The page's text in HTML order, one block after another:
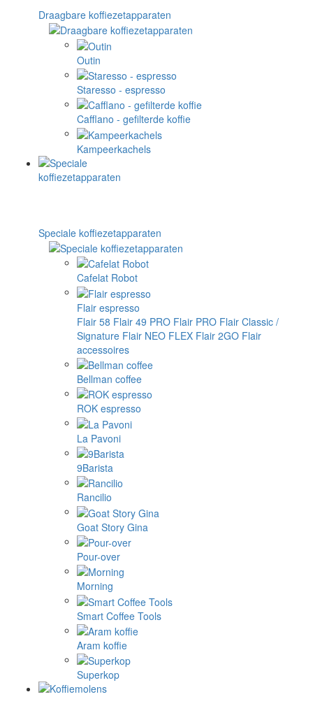
Draagbare koffiezetapparaten
Outin
Staresso - espresso
Cafflano - gefilterde koffie
Kampeerkachels
Speciale koffiezetapparaten
Cafelat Robot
Flair espresso
Flair 58 Flair 49 PRO Flair PRO Flair Classic /
Signature Flair NEO FLEX Flair 2GO Flair
accessoires
Bellman coffee
ROK espresso
La Pavoni
9Barista
Rancilio
Goat Story Gina
Pour-over
Morning
Smart Coffee Tools
Aram koffie
Superkop